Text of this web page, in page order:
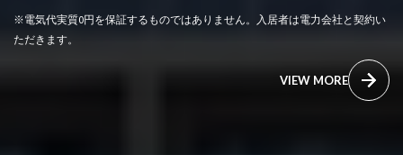
※電気代実質0円を保証するものではありません。入居者は電力会社と契約い
ただきます。
VIEW MORE